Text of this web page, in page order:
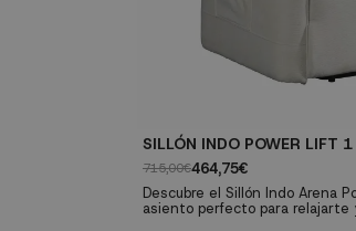
SILLÓN INDO POWER LIFT
715,00€464,75€
Descubre el Sillón Indo Arena
asiento perfecto para relajarte